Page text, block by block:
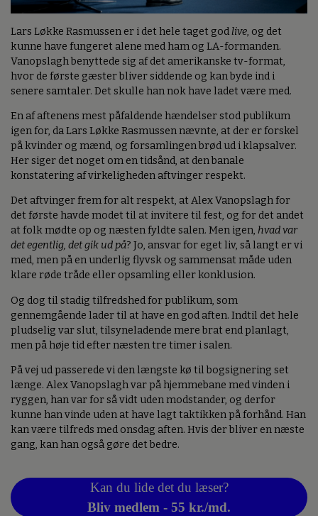
Lars Løkke Rasmussen er i det hele taget godlive, og det
kunne have fungeret alene med ham og LA-formanden.
Vanopslagh benyttede sig af det amerikanske tv-format,
hvor de første gæster bliver siddende og kan byde ind i
senere samtaler. Det skulle han nok have ladet være med.
En af aftenens mest påfaldende hændelser stod publikum
igen for, da Lars Løkke Rasmussen nævnte, at der er forskel
på kvinder og mænd, og forsamlingen brød ud i klapsalver.
Her siger det noget om en tidsånd, at den banale
konstatering af virkeligheden aftvinger respekt.
Det aftvinger frem for alt respekt, at Alex Vanopslagh for
det første havde modet til at invitere til fest, og for det andet
at folk mødte op og næsten fyldte salen. Men igen, hvad var
det egentlig, det gik ud på? Jo, ansvar for eget liv, så langt er vi
med, men på en underlig flyvsk og sammensat måde uden
klare røde tråde eller opsamling eller konklusion.
Og dog til stadig tilfredshed for publikum, som
gennemgående lader til at have en god aften. Indtil det hele
pludselig var slut, tilsyneladende mere brat end planlagt,
men på høje tid efter næsten tre timer i salen.
På vej ud passerede vi den længste kø til bogsignering set
længe. Alex Vanopslagh var på hjemmebane med vinden i
ryggen, han var for så vidt uden modstander, og derfor
kunne han vinde uden at have lagt taktikken på forhånd. Han
kan være tilfreds med onsdag aften. Hvis der bliver en næste
gang, kan han også gøre det bedre.
Kan du lide det du læser?
Bliv medlem - 55 kr./md.